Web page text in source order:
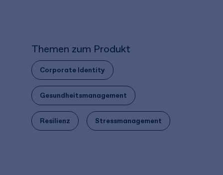
Themen zum Produkt
Corporate Identity
Gesundheitsmanagement
Resilienz Stressmanagement